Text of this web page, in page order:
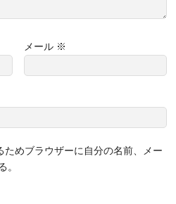
メール ※
ためブラウザーに自分の名前、メー
。